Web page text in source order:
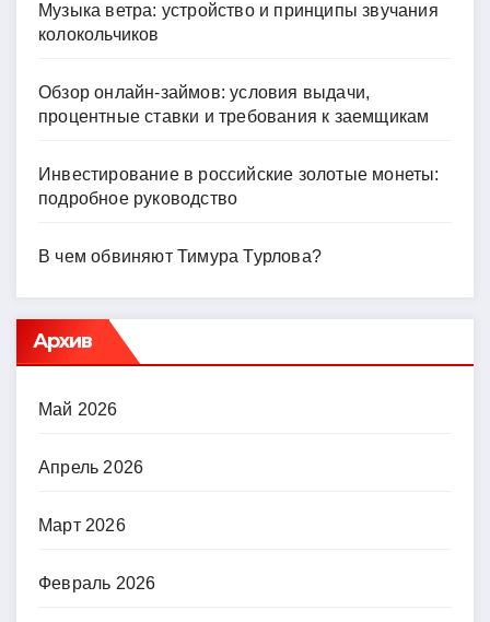
Музыка ветра: устройство и принципы звучания
колокольчиков
Обзор онлайн-займов: условия выдачи,
процентные ставки и требования к заемщикам
Инвестирование в российские золотые монеты:
подробное руководство
В чем обвиняют Тимура Турлова?
Архив
Май 2026
Апрель 2026
Март 2026
Февраль 2026